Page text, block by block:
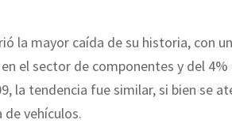
la mayor caída de su historia, con
el sector de componentes y del 4%
la tendencia fue similar, si bien se
vehículos.